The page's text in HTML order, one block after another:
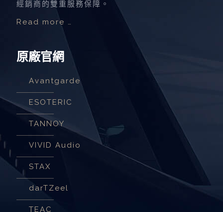
經銷商的雙重服務保障。
Read more …
原廠官網
Avantgarde
ESOTERIC
TANNOY
VIVID Audio
STAX
darTZeel
TEAC